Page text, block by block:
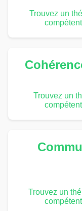
Trouvez un
Trouvez un
Trouvez un